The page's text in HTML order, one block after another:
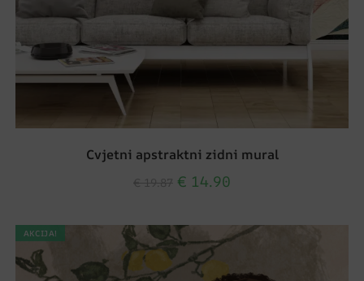
Cvjetni apstraktni zidni mural
€ 14.90
AKCIJA!